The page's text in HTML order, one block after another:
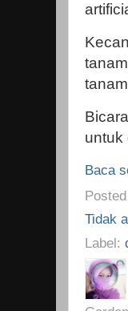
untuk
Baca
Tidak
Label: